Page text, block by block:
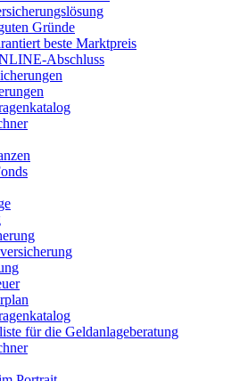
Gründe
beste Marktpreis
Abschluss
für die Geldanlageberatung